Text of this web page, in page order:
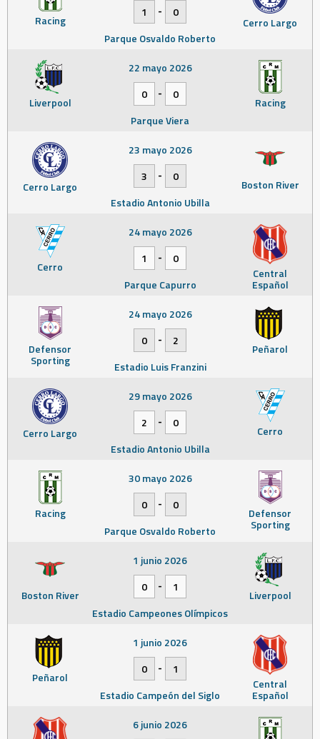
Racing Cerro Largo
1
-
0
Parque Osvaldo Roberto
Liverpool Racing
22 mayo 2026
0
-
0
Parque Viera
Cerro Largo Boston River
23 mayo 2026
3
-
0
Estadio Antonio Ubilla
Cerro Central
Español
24 mayo 2026
1
-
0
Parque Capurro
Defensor
Sporting
Peñarol
24 mayo 2026
0
-
2
Estadio Luis Franzini
Cerro Largo Cerro
29 mayo 2026
2
-
0
Estadio Antonio Ubilla
Racing Defensor
Sporting
30 mayo 2026
0
-
0
Parque Osvaldo Roberto
Boston River Liverpool
1 junio 2026
0
-
1
Estadio Campeones Olímpicos
Peñarol Central
Español
1 junio 2026
0
-
1
Estadio Campeón del Siglo
6 junio 2026